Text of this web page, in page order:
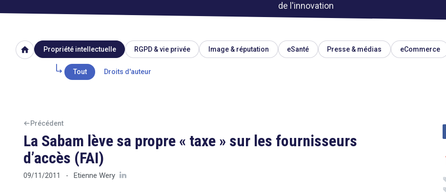
de l'innovation
home Propriété intellectuelle RGPD & vie privée Image & réputation eSanté Presse & médias eCommerce
Tout Droits d'auteur
Précédent
La Sabam lève sa propre « taxe » sur les fournisseurs
d’accès (FAI)
09/11/2011 - Etienne Wery